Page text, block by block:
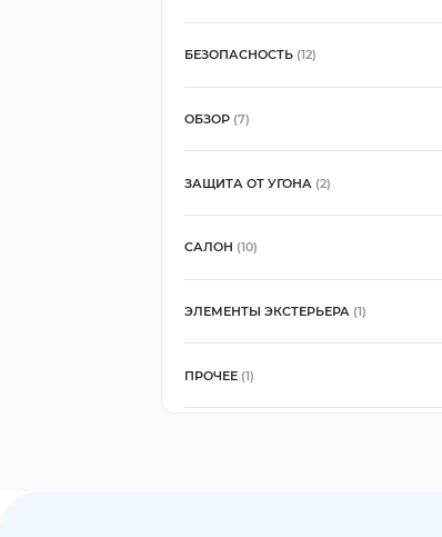
БЕЗОПАСНОСТЬ (12)
ОБЗОР (7)
ЗАЩИТА ОТ УГОНА (2)
САЛОН (10)
ЭЛЕМЕНТЫ ЭКСТЕРЬЕРА (1)
ПРОЧЕЕ (1)